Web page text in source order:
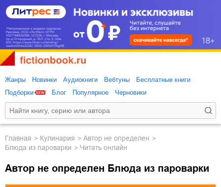
Жанры Новинки Аудиокниги Вебтуны
Бесплатные книги
Подборки
Блог Популярное Черновики
Главная кулинария
Автор не определен
Блюда из пароварки
Читать онлайн
Автор не определен Блюда из пароварки